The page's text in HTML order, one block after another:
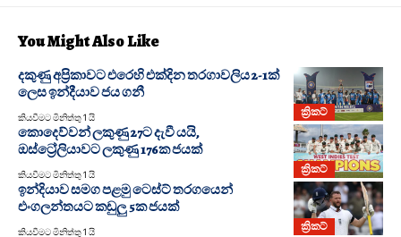
You Might Also Like
ක්‍රිකට්
දකුණු අප්‍රිකාවට එරෙහි එක්දින තරගාවලිය 2-1ක්
ලෙස ඉන්දීයාව ජය ගනී
කියවීමට මිනිත්තු 1 යි
ක්‍රිකට්
කොදෙව්වන් ලකුණු 27ට දැවී යයි,
ඔස්ට්‍රේලියාවට ලකුණු 176ක ජයක්
කියවීමට මිනිත්තු 1 යි
ක්‍රිකට්
ඉන්දියාව සමග පළමු ටෙස්ට් තරග‍යෙන්
එංගලන්තයට කඩුලු 5ක ජයක්
කියවීමට මිනිත්තු 1 යි